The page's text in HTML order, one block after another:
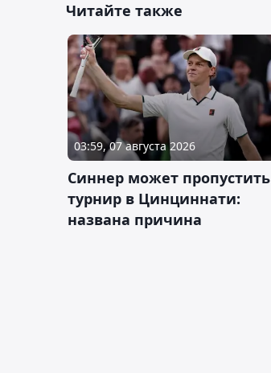
Читайте также
03:59, 07 августа 2026
Синнер может пропустить
турнир в Цинциннати:
названа причина